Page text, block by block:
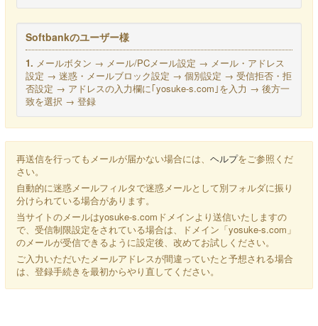
Softbankのユーザー様
1. メールボタン → メール/PCメール設定 → メール・アドレス
設定 → 迷惑・メールブロック設定 → 個別設定 → 受信拒否・拒
否設定 → アドレスの入力欄に｢yosuke-s.com｣を入力 → 後方一
致を選択 → 登録
再送信を行ってもメールが届かない場合には、 ヘルプをご参照くだ
さい。
自動的に迷惑メールフィルタで迷惑メールとして別フォルダに振り
分けられている場合があります。
当サイトのメールはyosuke-s.com ドメインより送信いたしますの
で、受信制限設定をされている場合は、ドメイン「yosuke-s.com」
のメールが受信できるように設定後、改めてお試しください。
ご入力いただいたメールアドレスが間違っていたと予想される場合
は、登録手続きを最初からやり直してください。